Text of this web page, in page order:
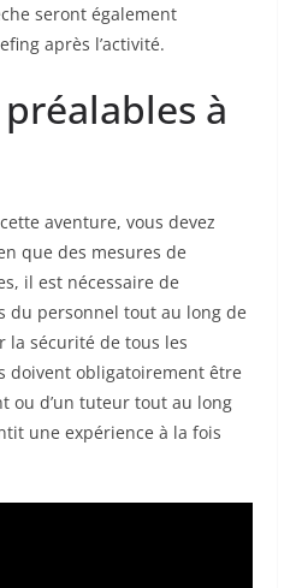
seront également
après l’activité.
à
aventure, vous devez
que des mesures de
il est nécessaire de
du personnel tout au long de
la sécurité de tous les
doivent obligatoirement être
ou d’un tuteur tout au long
une expérience à la fois